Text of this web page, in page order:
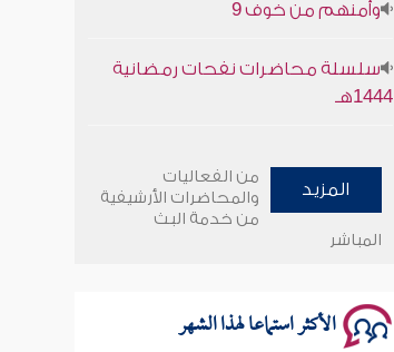
1444هـ
وأمنهم من خوف 9
المزيد
من الفعاليات
والمحاضرات الأرشيفية
من خدمة البث
المباشر
الأكثر استماعا لهذا الشهر